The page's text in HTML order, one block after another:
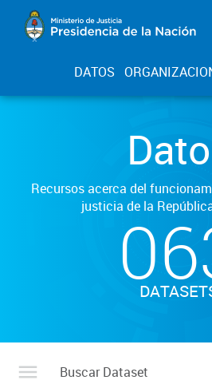
DATOS
Recursos acerca del
justicia de la